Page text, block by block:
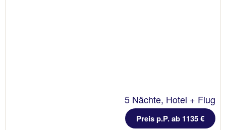
5 Nächte, Hotel + Flug
Preis p.P. ab 1135 €